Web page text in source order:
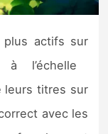
actifs sur
l’échelle
leurs titres sur
avec les